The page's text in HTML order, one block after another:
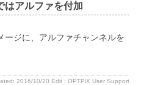
はアルファを付加
ージに、アルファチャンネルを
2016/10/20 Edit : OPTPiX User Support